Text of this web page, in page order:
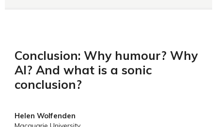
Conclusion: Why humour? Why
AI? And what is a sonic
conclusion?
Helen Wolfenden